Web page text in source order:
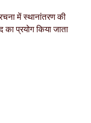
में स्थानांतरण की
प्रयोग किया जाता